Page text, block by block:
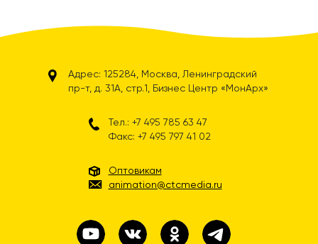
Адрес: 125284, Москва, Ленинградский
пр-т, д. 31А, стр.1, Бизнес Центр «МонАрх»
Тел.: +7 495 785 63 47
Факс: +7 495 797 41 02
Оптовикам
animation@ctcmedia.ru